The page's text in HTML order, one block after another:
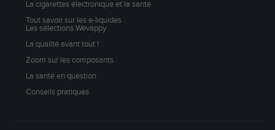
La cigarettes électronique et la santé
Tout savoir sur les e-liquides
Les sélections Wevappy
La qualité avant tout !
Zoom sur les composants
La santé en question
Conseils pratiques